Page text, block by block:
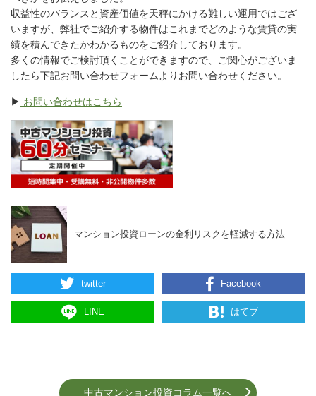
収益性のバランスと資産価値を天秤にかける難しい運用ではござ
いますが、弊社でご紹介する物件はこれまでどのような賃貸の実
績を積んできたかわかるものをご紹介しております。
多くの情報でご検討頂くことができますので、ご関心がございま
したら下記お問い合わせフォームよりお問い合わせください。
▶ お問い合わせはこちら
マンション投資ローンの金利リスクを軽減する方法
twitter Facebook
LINE はてブ
中古マンション投資コラム一覧へ